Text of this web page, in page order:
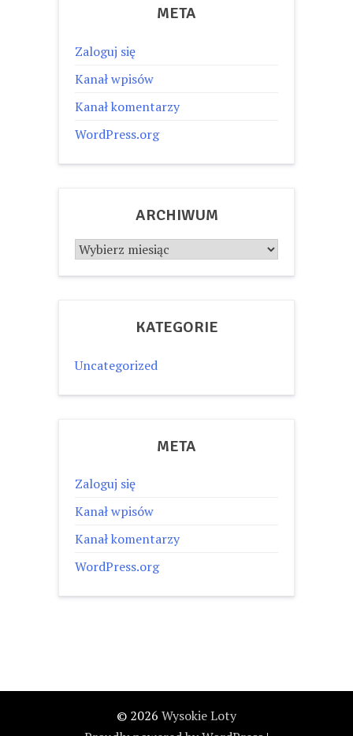
META
Zaloguj się
Kanał wpisów
Kanał komentarzy
WordPress.org
ARCHIWUM
Archiwum
KATEGORIE
Uncategorized
META
Zaloguj się
Kanał wpisów
Kanał komentarzy
WordPress.org
© 2026 Wysokie Loty